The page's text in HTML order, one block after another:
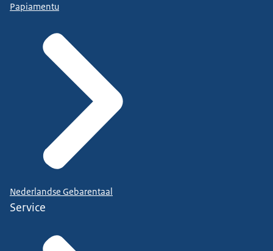
Papiamentu
Nederlandse Gebarentaal
Service